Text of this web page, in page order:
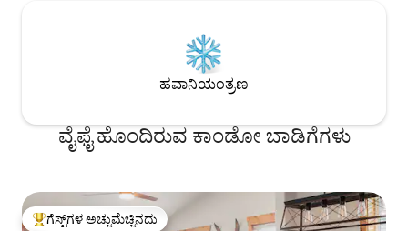
ಹವಾನಿಯಂತ್ರಣ
ವೈಫೈ ಹೊಂದಿರುವ ಕಾಂಡೋ ಬಾಡಿಗೆಗಳು
ಗೆಸ್ಟ್‌ಗಳಿಗೆ ಅತಿ ಹೆಚ್ಚು ಅಚ್ಚುಮೆಚ್ಚಿನದು
ಗೆಸ್ಟ್‌ಗಳ ಅಚ್ಚುಮೆಚ್ಚಿನದು